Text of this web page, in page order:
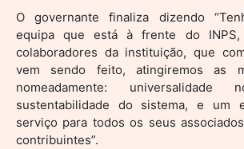
O governante finaliza dizendo
equipa que está à frente do
colaboradores da instituição, que
vem sendo feito, atingiremos as
nomeadamente:
sustentabilidade do sistema, e um
serviço para todos os seus
contribuintes”.